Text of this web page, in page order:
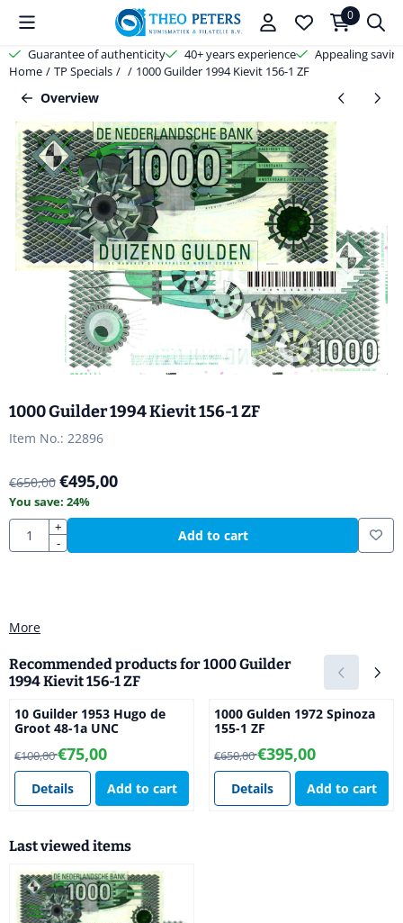
Cookie preferences are available. Choose settings or allow all
0
Guarantee of authenticity 40+ years experience
Appealing
Home / TP Specials / / 1000 Guilder 1994 Kievit 156-1 ZF
Overview
1000 Guilder 1994 Kievit 156-1 ZF
Item No.: 22896
€650,00 €495,00
You save: 24%
Quantity
+
-
Add to cart
More
Recommended products for1000 Guilder
1994 Kievit 156-1 ZF
10 Guilder 1953 Hugo de
Groot 48-1a UNC
From 100,00 for 75,00
€100,00€75,00
Details Add to cart
1000 Gulden 1972 Spinoza
155-1 ZF
From 650,00 for 395,00
€650,00€395,00
Details Add to cart
Last viewed items